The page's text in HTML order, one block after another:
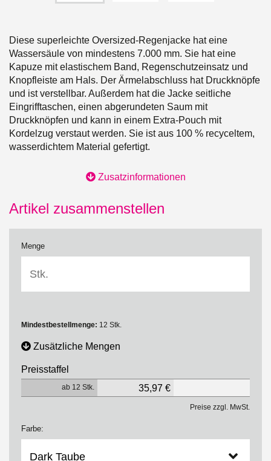
Diese superleichte Oversized-Regenjacke hat eine
Wassersäule von mindestens 7.000 mm. Sie hat eine
Kapuze mit elastischem Band, Regenschutzeinsatz und
Knopfleiste am Hals. Der Ärmelabschluss hat Druckknöpfe
und ist verstellbar. Außerdem hat die Jacke seitliche
Eingrifftaschen, einen abgerundeten Saum mit
Druckknöpfen und kann in einem Extra-Pouch mit
Kordelzug verstaut werden. Sie ist aus 100 % recyceltem,
wasserdichtem Material gefertigt.
Zusatzinformationen
Artikel zusammenstellen
Menge
Mindestbestellmenge: 12 Stk.
Zusätzliche Mengen
Preisstaffel
ab 12 Stk. 35,97 €
Preise zzgl. MwSt.
Farbe: